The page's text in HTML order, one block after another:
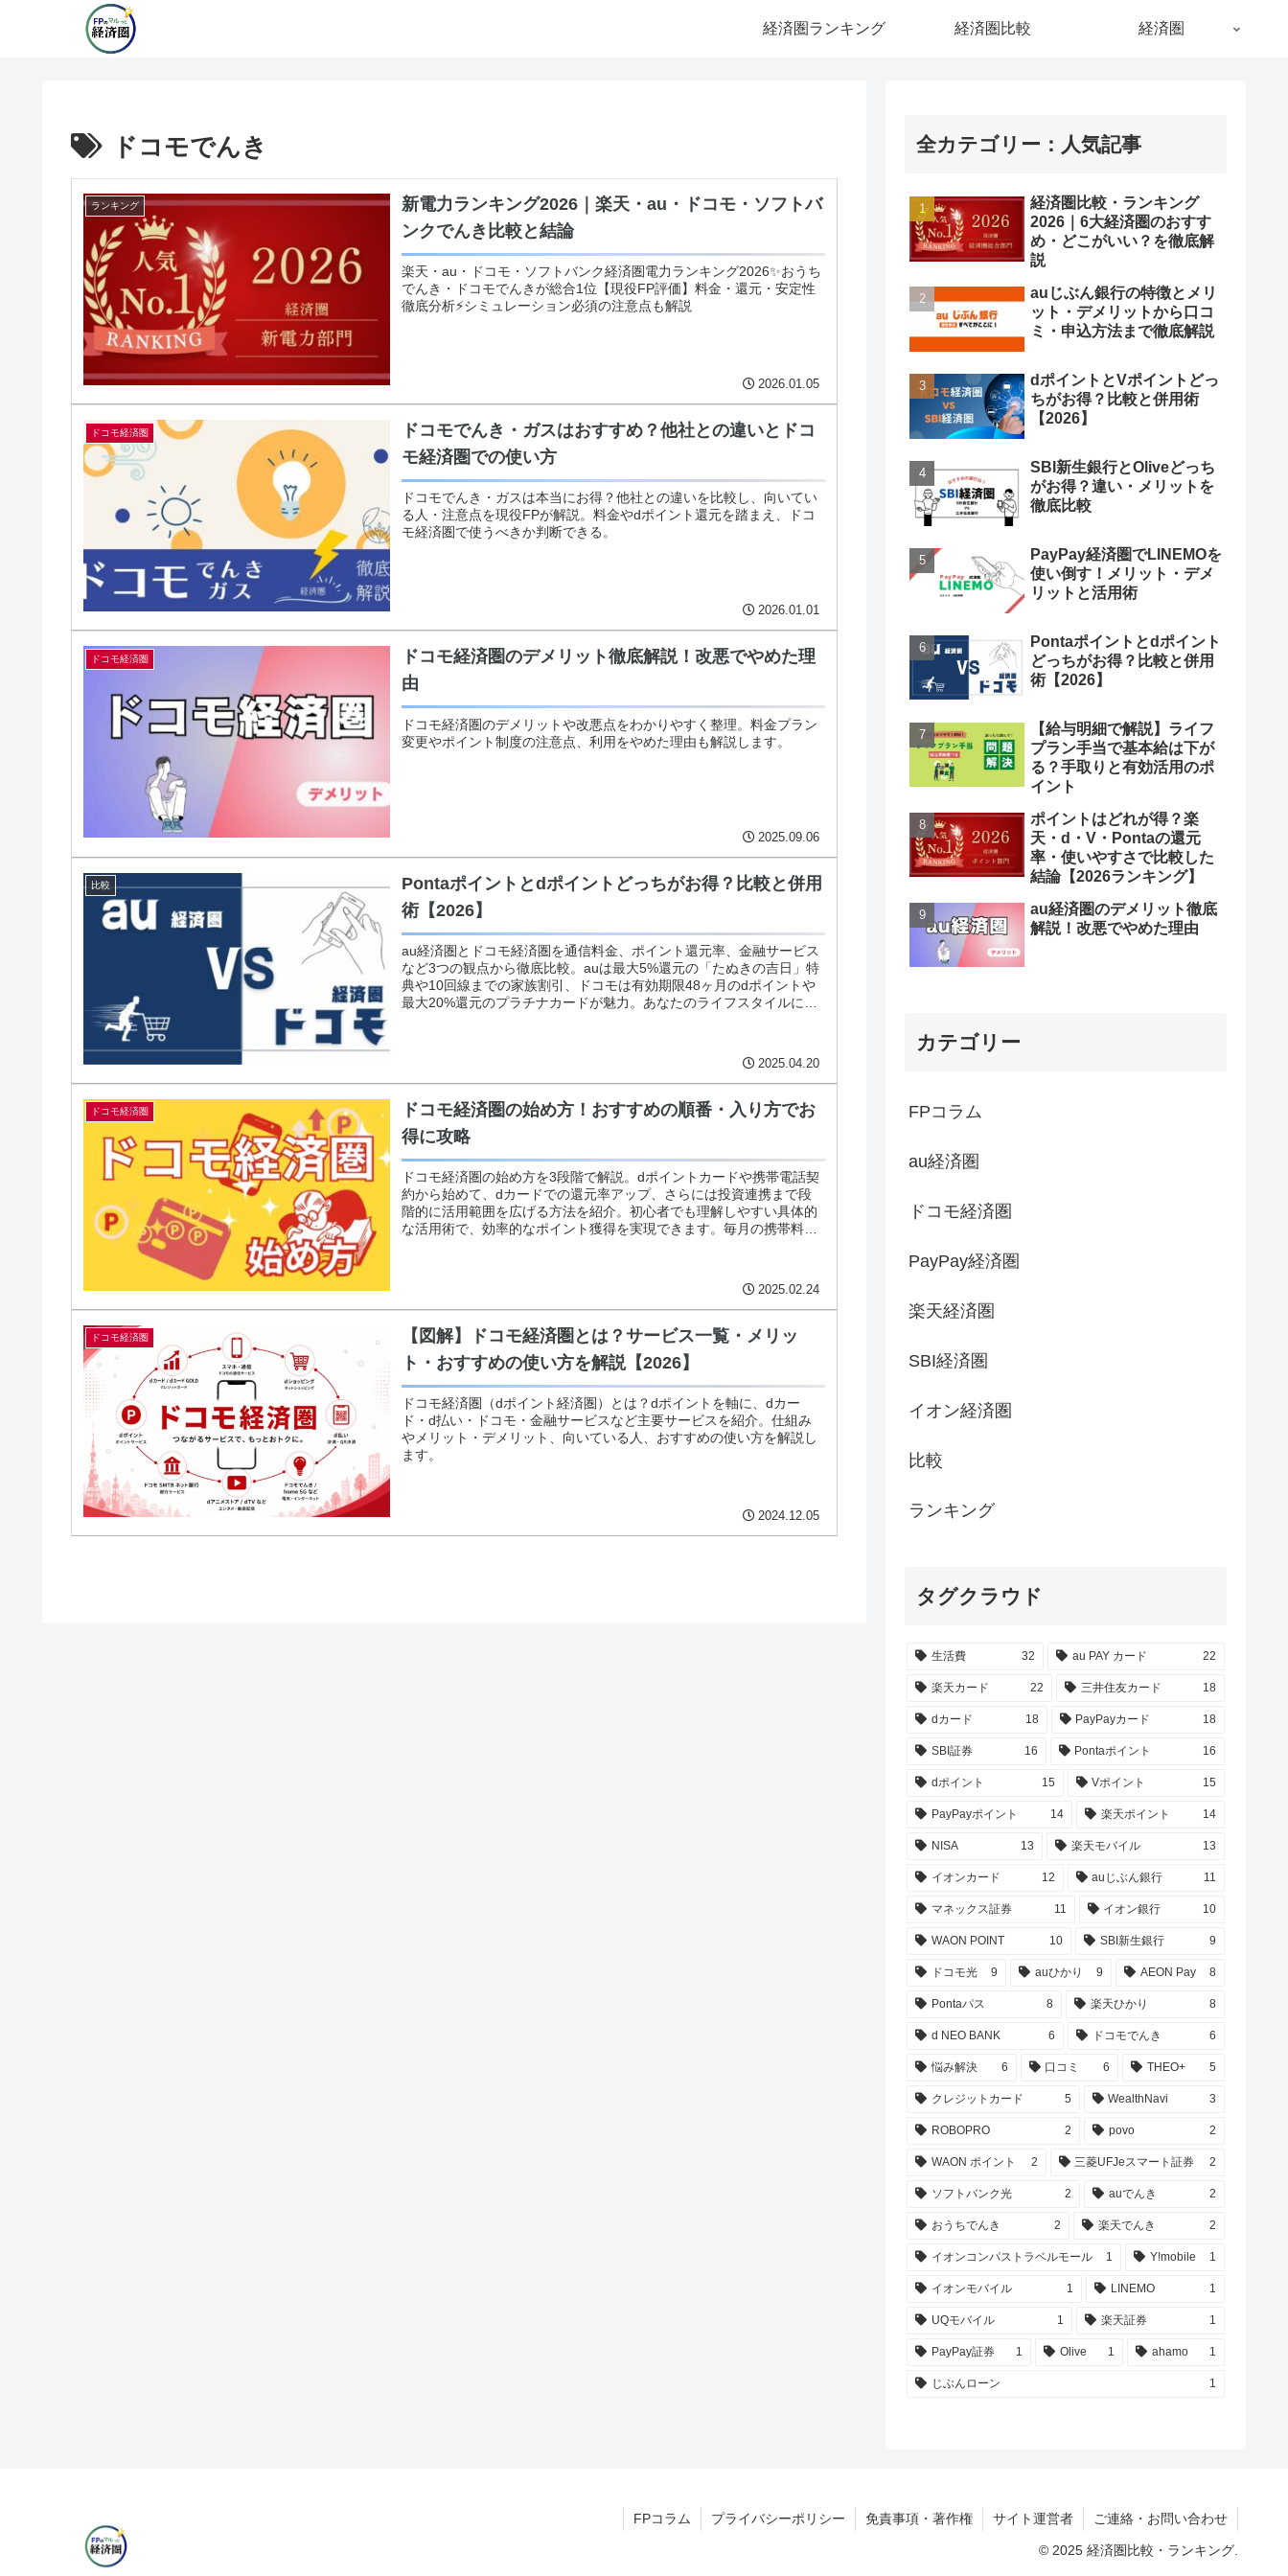
経済圏ランキング 経済圏比較 経済圏
ドコモでんき
ランキング
新電力ランキング2026｜楽天・au・ドコモ・ソフトバ
ンクでんき比較と結論
楽天・au・ドコモ・ソフトバンク経済圏電力ランキング2026✨おうち
でんき・ドコモでんきが総合1位【現役FP評価】料金・還元・安定性
徹底分析⚡シミュレーション必須の注意点も解説
2026.01.05
ドコモ経済圏
ドコモでんき・ガスはおすすめ？他社との違いとドコ
モ経済圏での使い方
ドコモでんき・ガスは本当にお得？他社との違いを比較し、向いてい
る人・注意点を現役FPが解説。料金やdポイント還元を踏まえ、ドコ
モ経済圏で使うべきか判断できる。
2026.01.01
ドコモ経済圏
ドコモ経済圏のデメリット徹底解説！改悪でやめた理
由
ドコモ経済圏のデメリットや改悪点をわかりやすく整理。料金プラン
変更やポイント制度の注意点、利用をやめた理由も解説します。
2025.09.06
比較
Pontaポイントとdポイントどっちがお得？比較と併用
術【2026】
au経済圏とドコモ経済圏を通信料金、ポイント還元率、金融サービス
など3つの観点から徹底比較。auは最大5%還元の「たぬきの吉日」特
典や10回線までの家族割引、ドコモは有効期限48ヶ月のdポイントや
最大20%還元のプラチナカードが魅力。あなたのライフスタイルに合
2025.04.20
ドコモ経済圏
ドコモ経済圏の始め方！おすすめの順番・入り方でお
得に攻略
ドコモ経済圏の始め方を3段階で解説。dポイントカードや携帯電話契
約から始めて、dカードでの還元率アップ、さらには投資連携まで段
階的に活用範囲を広げる方法を紹介。初心者でも理解しやすい具体的
な活用術で、効率的なポイント獲得を実現できます。毎月の携帯料金
2025.02.24
ドコモ経済圏
【図解】ドコモ経済圏とは？サービス一覧・メリッ
ト・おすすめの使い方を解説【2026】
ドコモ経済圏（dポイント経済圏）とは？dポイントを軸に、dカー
ド・d払い・ドコモ・金融サービスなど主要サービスを紹介。仕組み
やメリット・デメリット、向いている人、おすすめの使い方を解説し
ます。
2024.12.05
全カテゴリー：人気記事
経済圏比較・ランキング
2026｜6大経済圏のおすす
め・どこがいい？を徹底解
説
auじぶん銀行の特徴とメリ
ット・デメリットから口コ
ミ・申込方法まで徹底解説
dポイントとVポイントどっ
ちがお得？比較と併用術
【2026】
SBI新生銀行とOliveどっち
がお得？違い・メリットを
徹底比較
PayPay経済圏でLINEMOを
使い倒す！メリット・デメ
リットと活用術
Pontaポイントとdポイント
どっちがお得？比較と併用
術【2026】
【給与明細で解説】ライフ
プラン手当で基本給は下が
る？手取りと有効活用のポ
イント
ポイントはどれが得？楽
天・d・V・Pontaの還元
率・使いやすさで比較した
結論【2026ランキング】
au経済圏のデメリット徹底
解説！改悪でやめた理由
カテゴリー
FPコラム
au経済圏
ドコモ経済圏
PayPay経済圏
楽天経済圏
SBI経済圏
イオン経済圏
比較
ランキング
タグクラウド
生活費 32 au PAY カード 22
楽天カード 22 三井住友カード 18
dカード 18 PayPayカード 18
SBI証券 16 Pontaポイント 16
dポイント 15 Vポイント 15
PayPayポイント 14 楽天ポイント 14
NISA 13 楽天モバイル 13
イオンカード 12 auじぶん銀行 11
マネックス証券 11 イオン銀行 10
WAON POINT 10 SBI新生銀行 9
ドコモ光 9 auひかり 9 AEON Pay 8
Pontaパス 8 楽天ひかり 8
d NEO BANK 6 ドコモでんき 6
悩み解決 6 口コミ 6 THEO+ 5
クレジットカード 5 WealthNavi 3
ROBOPRO 2 povo 2
WAON ポイント 2 三菱UFJeスマート証券 2
ソフトバンク光 2 auでんき 2
おうちでんき 2 楽天でんき 2
イオンコンパストラベルモール 1 Y!mobile 1
イオンモバイル 1 LINEMO 1
UQモバイル 1 楽天証券 1
PayPay証券 1 Olive 1 ahamo 1
じぶんローン 1
FPコラム プライバシーポリシー 免責事項・著作権 サイト運営者 ご連絡・お問い合わせ
© 2025 経済圏比較・ランキング.